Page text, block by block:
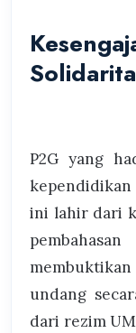
P2G yang
ini lahir dari
undang
dari rezim